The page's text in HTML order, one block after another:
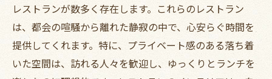
レストランが数多く存在します。これらのレストラン
は、都会の喧騒から離れた静寂の中で、心安らぐ時間を
提供してくれます。特に、プライベート感のある落ち着
いた空間は、訪れる人々を歓迎し、ゆっくりとランチを